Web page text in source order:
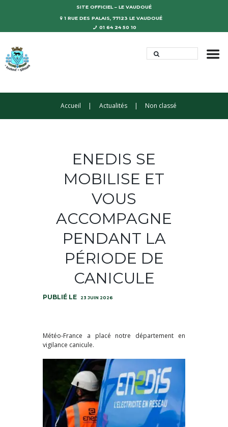
SITE OFFICIEL – LE VAUDOUÉ
1 RUE DES PALAIS, 77123 LE VAUDOUÉ
01 64 24 50 10
Accueil Actualités Non classé
ENEDIS SE
MOBILISE ET
VOUS
ACCOMPAGNE
PENDANT LA
PÉRIODE DE
CANICULE
23 JUIN 2026
Météo-France a placé notre département en
vigilance canicule.